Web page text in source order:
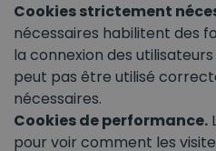
Cookies strictement
nécessaires habilitent des
la connexion des
peut pas être utilisé
nécessaires.
Cookies de performance.
pour voir comment les